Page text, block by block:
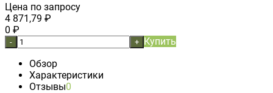
Цена по запросу
4 871,79 ₽
0 ₽
- + Купить
Обзор
Характеристики
Отзывы0